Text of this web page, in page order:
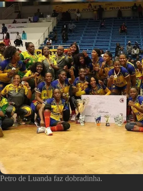
Petro de Luanda faz dobradinha.